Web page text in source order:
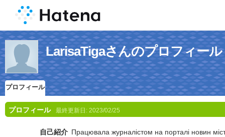
LarisaTigaさんのプロフィール
プロフィール
プロフィール 最終更新日: 2023/02/25
自己紹介 Працювала журналістом на порталі новин